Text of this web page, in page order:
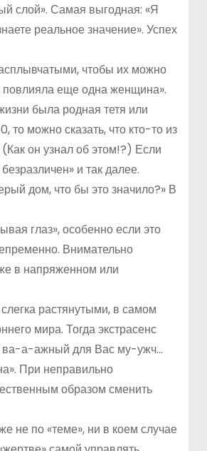
слой». Самая выгодная: «Я
реальное значение». Успех
чтобы их можно
еще одна женщина».
была родная тетя или
то можно сказать, что кто-то из
он узнал об этом!?) Если
и так далее.
дом, что бы это значило?» В
глаз», особенно если это
Внимательно
в напряженном или
растянутыми, в самом
мира. Тогда экстрасенс
ва-а-ажный для Вас му-ужч…
При неправильно
образом сменить
не по «теме», ни в коем случае